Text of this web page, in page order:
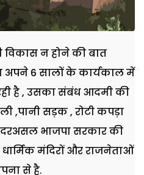
न होने की बात
अपने 6 सालों के कार्यकाल में
है, उसका संबंध आदमी की
,पानी सड़क, रोटी कपड़ा
दरअसल भाजपा सरकार की
मंदिरों और राजनेताओं
से है.